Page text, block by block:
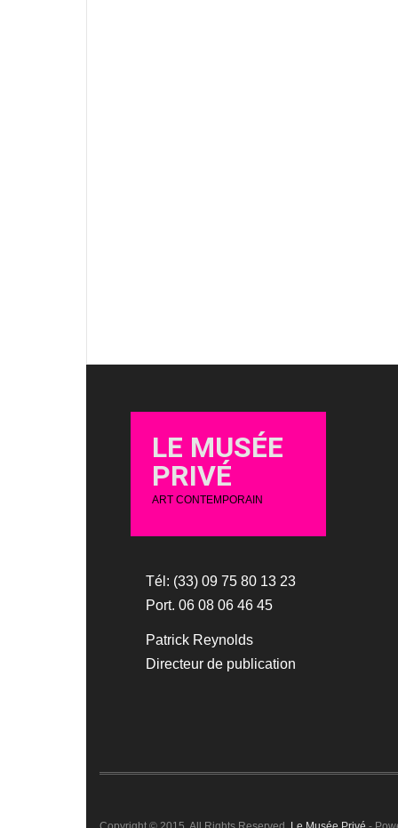
LE MUSÉE
PRIVÉ
ART CONTEMPORAIN
Tél: (33) 09 75 80 13 23
Port. 06 08 06 46 45
Patrick Reynolds
Directeur de publication